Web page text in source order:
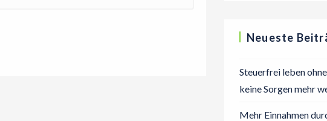
Neueste
Steuerfrei leben
keine Sorgen mehr
Mehr Einnahmen